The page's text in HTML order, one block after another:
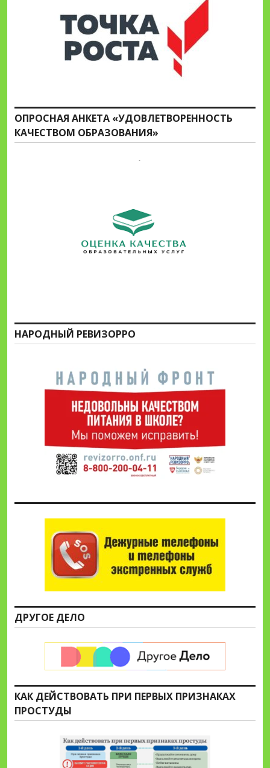
ОПРОСНАЯ АНКЕТА «УДОВЛЕТВОРЕННОСТЬ
КАЧЕСТВОМ ОБРАЗОВАНИЯ»
НАРОДНЫЙ РЕВИЗОРРО
ДРУГОЕ ДЕЛО
КАК ДЕЙСТВОВАТЬ ПРИ ПЕРВЫХ ПРИЗНАКАХ
ПРОСТУДЫ